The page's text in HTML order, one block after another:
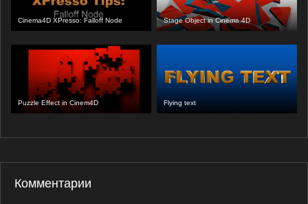
Cinema4D XPresso: Falloff Node Stage Object in Cinema 4D
Puzzle Effect in Cinem4D Flying text
Комментарии